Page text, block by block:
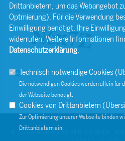
Einwilligungserklärung
© 2026 BÜRO JOCHEN KOHLER, MDL
Drittanbietern, um das Webangebot
Optmierung). Für die Verwendung
Einwilligung benötigt. Ihre
widerrufen. Weitere Informationen
Datenschutzerklärung.
Technisch notwendige Cookies (
Die notwendigen Cookies werden allein für
der Webseite benötigt.
Cookies von Drittanbietern (
Zur Optimierung unserer Webseite binden
Drittanbietern ein.